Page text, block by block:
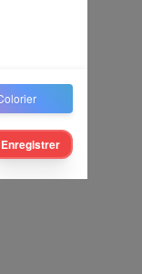
Enregistrer